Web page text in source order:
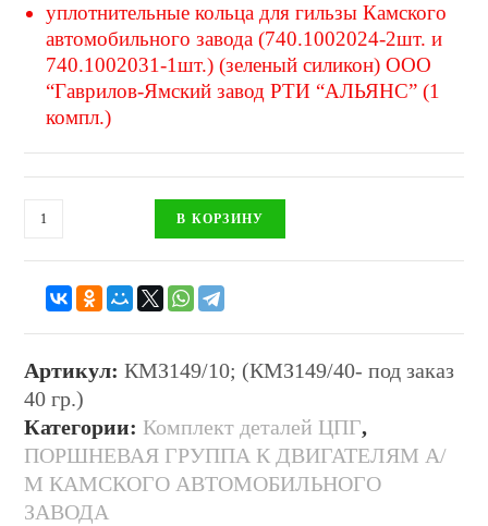
уплотнительные кольца для гильзы Камского
автомобильного завода (740.1002024-2шт. и
740.1002031-1шт.) (зеленый силикон) ООО
“Гаврилов-Ямский завод РТИ “АЛЬЯНС” (1
компл.)
В КОРЗИНУ
Артикул:КМЗ149/10; (КМЗ149/40- под заказ
40 гр.)
Категории: Комплект деталей ЦПГ,
ПОРШНЕВАЯ ГРУППА К ДВИГАТЕЛЯМ А/
М КАМСКОГО АВТОМОБИЛЬНОГО
ЗАВОДА